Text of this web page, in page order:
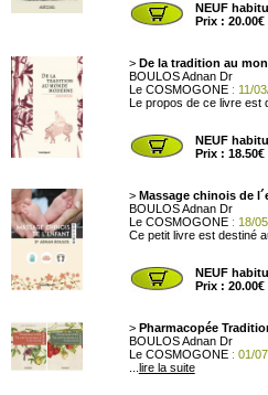
NEUF
Prix : 20.00€
> De la tradition au
BOULOS Adnan Dr
Le COSMOGONE: 11/
Le propos de ce livre est
NEUF
Prix : 18.50€
> Massage chinois de
BOULOS Adnan Dr
Le COSMOGONE: 18/
Ce petit livre est destiné
NEUF
Prix : 20.00€
> Pharmacopée
BOULOS Adnan Dr
Le COSMOGONE: 01/
lire la suite